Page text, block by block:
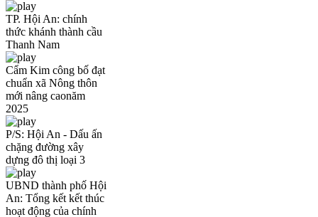
TP. Hội An: chính
thức khánh thành cầu
Thanh Nam
Cẩm Kim công bố đạt
chuẩn xã Nông thôn
mới nâng caonăm
2025
P/S: Hội An - Dấu ấn
chặng đường xây
dựng đô thị loại 3
UBND thành phố Hội
An: Tổng kết kết thúc
hoạt động của chính